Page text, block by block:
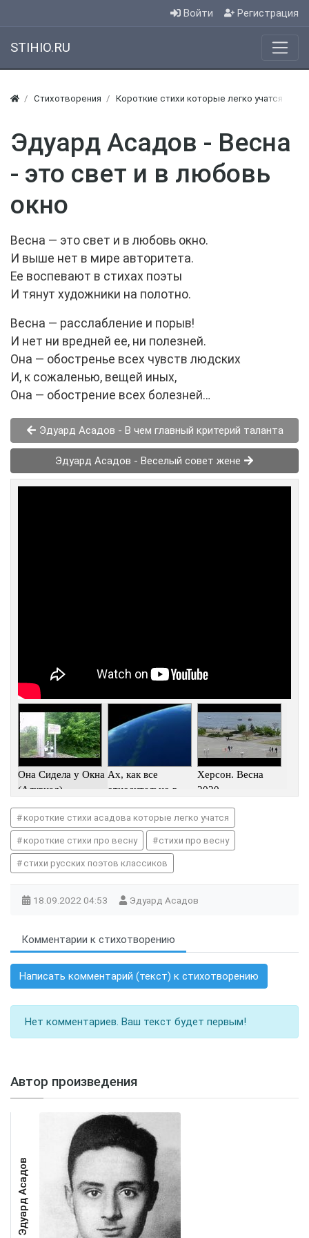
Войти Регистрация
STIHIO.RU
Стихотворения Короткие стихи которые легко учатся
Эдуард Асадов - Весна
- это свет и в любовь
окно
Весна — это свет и в любовь окно.
И выше нет в мире авторитета.
Ее воспевают в стихах поэты
И тянут художники на полотно.
Весна — расслабление и порыв!
И нет ни вредней ее, ни полезней.
Она — обостренье всех чувств людских
И, к сожаленью, вещей иных,
Она — обострение всех болезней…
Эдуард Асадов - В чем главный критерий таланта
Эдуард Асадов - Веселый совет жене
Она Сидела у Окна
(Алквиад)
Ах, как все
относительно в
Херсон. Весна
2020
короткие стихи асадова которые легко учатся
короткие стихи про весну стихи про весну
стихи русских поэтов классиков
18.09.2022 04:53 Эдуард Асадов
Комментарии к стихотворению
Написать комментарий (текст) к стихотворению
Нет комментариев. Ваш текст будет первым!
Автор произведения
Эдуард Асадов